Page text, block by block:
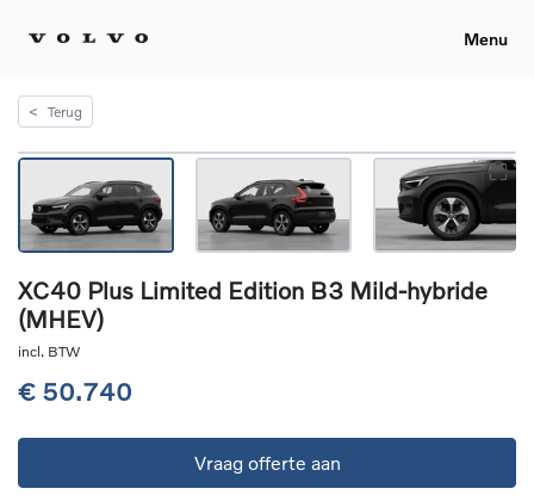
Menu
< Terug
XC40 Plus Limited Edition B3 Mild-hybride
(MHEV)
incl. BTW
€ 50.740
Vraag offerte aan